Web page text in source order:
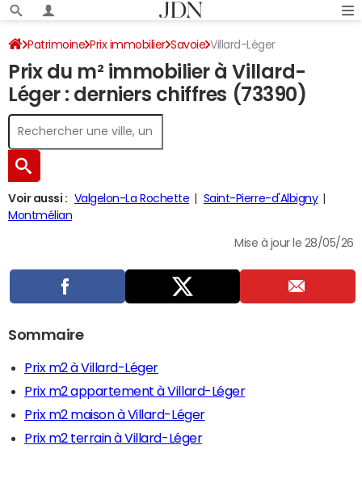
Patrimoine Prix immobilier Savoie Villard-Léger
Prix du m² immobilier à Villard-
Léger : derniers chiffres (73390)
Voir aussi : Valgelon-La Rochette
Saint-Pierre-d'Albigny
Montmélian
Mise à jour le 28/05/26
Sommaire
Prix m2 à Villard-Léger
Prix m2 appartement à Villard-Léger
Prix m2 maison à Villard-Léger
Prix m2 terrain à Villard-Léger